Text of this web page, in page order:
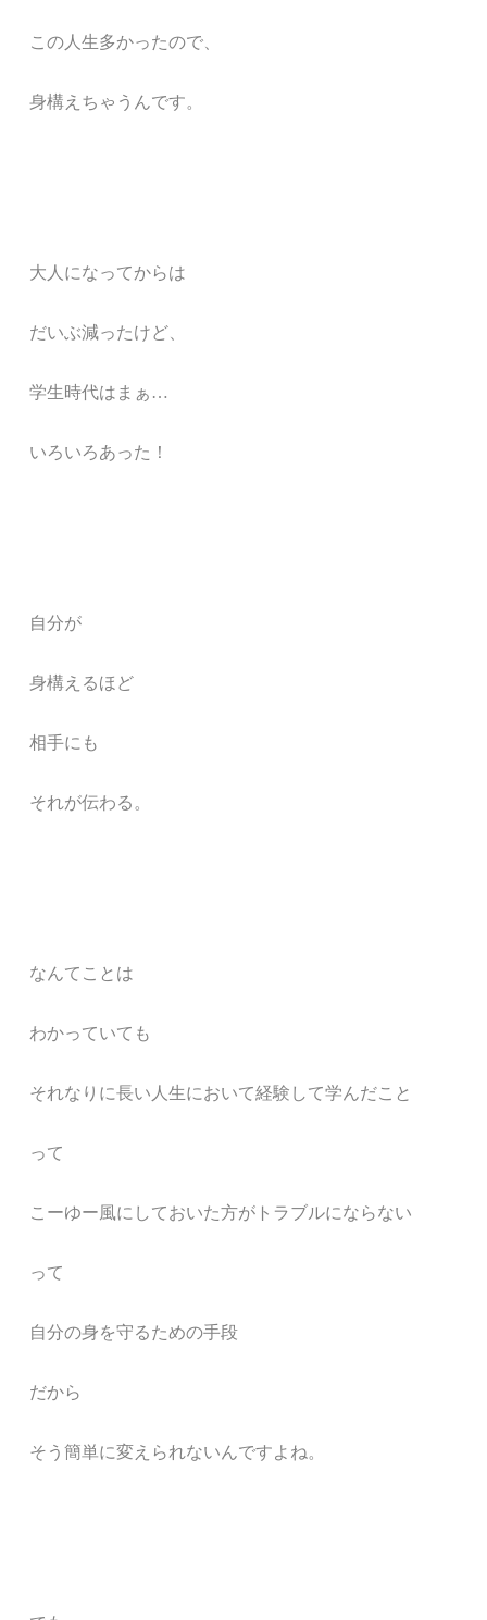
この人生多かったので、
身構えちゃうんです。
大人になってからは
だいぶ減ったけど、
学生時代はまぁ…
いろいろあった！
自分が
身構えるほど
相手にも
それが伝わる。
なんてことは
わかっていても
それなりに長い人生において経験して学んだこと
って
こーゆー風にしておいた方がトラブルにならない
って
自分の身を守るための手段
だから
そう簡単に変えられないんですよね。